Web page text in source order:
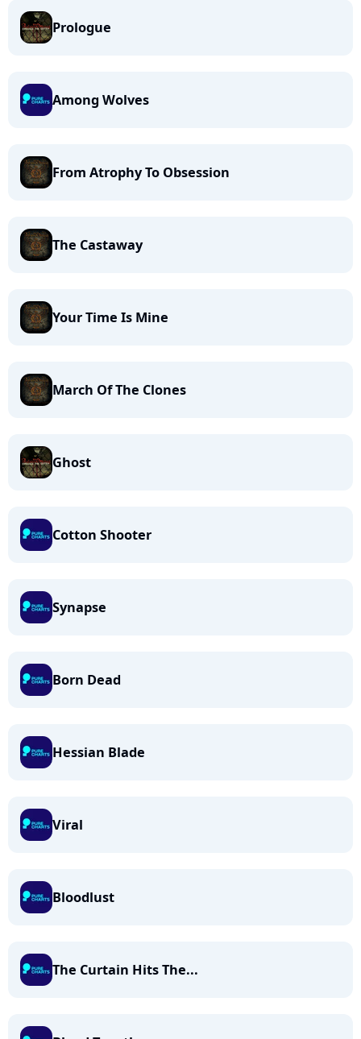
Prologue
Among Wolves
From Atrophy To Obsession
The Castaway
Your Time Is Mine
March Of The Clones
Ghost
Cotton Shooter
Synapse
Born Dead
Hessian Blade
Viral
Bloodlust
The Curtain Hits The...